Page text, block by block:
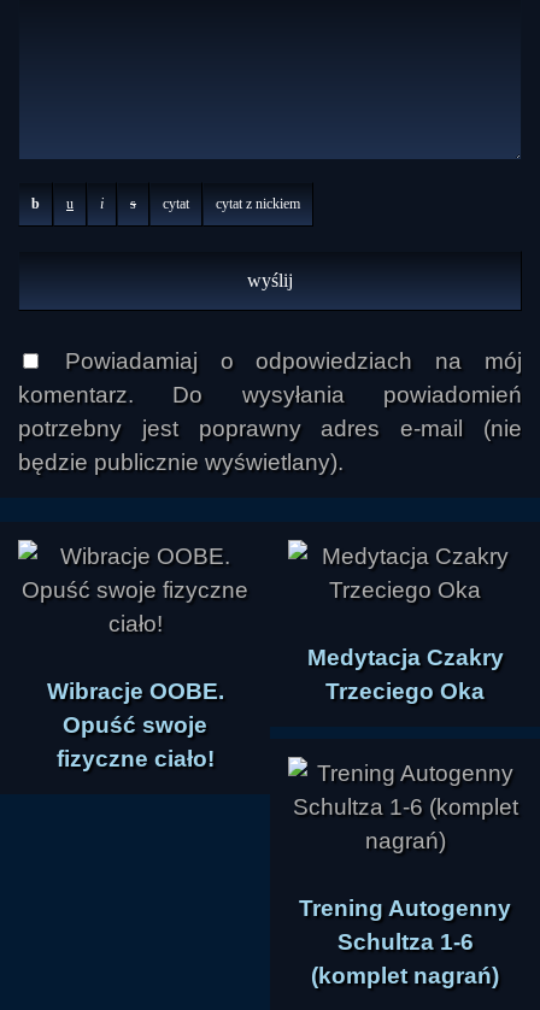
b u i s cytat cytat z nickiem
Powiadamiaj o odpowiedziach na mój
komentarz. Do wysyłania powiadomień
potrzebny jest poprawny adres e-mail (nie
będzie publicznie wyświetlany).
Wibracje OOBE.
Opuść swoje
fizyczne ciało!
Medytacja Czakry
Trzeciego Oka
Trening Autogenny
Schultza 1-6
(komplet nagrań)